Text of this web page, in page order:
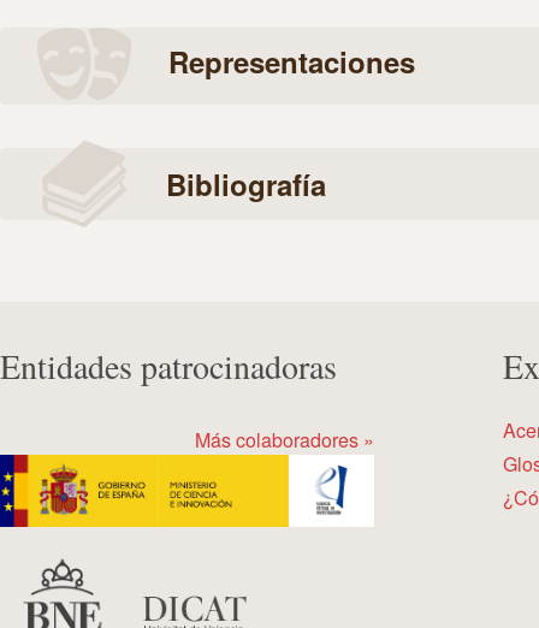
Representaciones
Bibliografía
Entidades patrocinadoras
Más colaboradores »